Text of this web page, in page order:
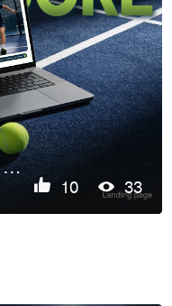
PADEL CORE — Padel Club Website Design / UX & Branding
10 33